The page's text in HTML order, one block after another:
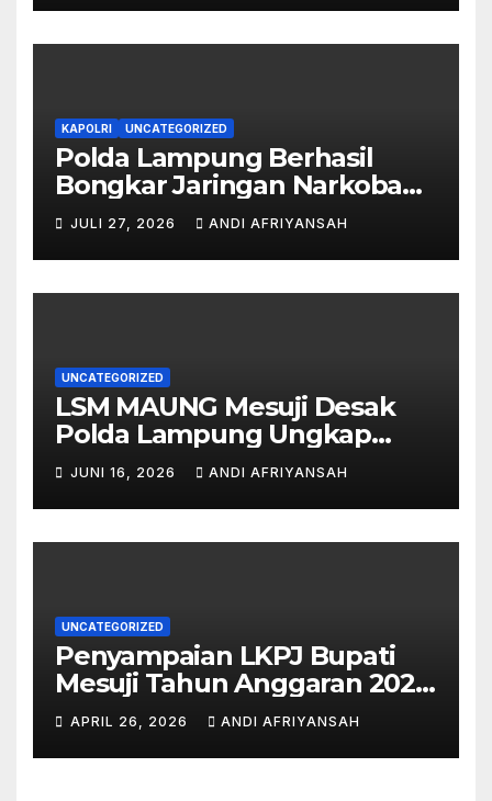
Pelaku Diamankan
KAPOLRI UNCATEGORIZED
Polda Lampung Berhasil
Bongkar Jaringan Narkoba
Medan–Bali, 6 Kilogram Ganja
Digagalkan
JULI 27, 2026 ANDI AFRIYANSAH
UNCATEGORIZED
LSM MAUNG Mesuji Desak
Polda Lampung Ungkap
Semua Pihak di Balik Korupsi
Islamic Center-
JUNI 16, 2026 ANDI AFRIYANSAH
UNCATEGORIZED
Penyampaian LKPJ Bupati
Mesuji Tahun Anggaran 2025
Digelar dalam Rapat
Paripurna DPRD
APRIL 26, 2026 ANDI AFRIYANSAH